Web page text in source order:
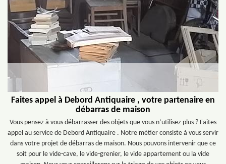
Faites appel à Debord Antiquaire , votre partenaire en
débarras de maison
Vous pensez à vous débarrasser des objets que vous n’utilisez plus ? Faites
appel au service de Debord Antiquaire . Notre métier consiste à vous servir
dans votre projet de débarras de maison. Nous pouvons intervenir que ce
soit pour le vide-cave, le vide-grenier, le vide appartement ou la vide